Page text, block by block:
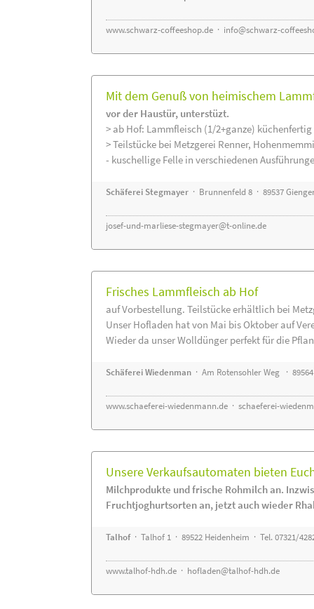
www.schwarz-coffeeshop.de · info@schwarz-
Mit dem Genuß von heimischem
vor der Haustür, unterstüzt.
> ab Hof: Lammfleisch (1/2+ganze)
> Teilstücke bei Metzgerei Renner,
- kuschellige Felle in verschiedenen
Schäferei Stegmayer · Brunnenfeld 8 · 89537
josef-und-marliese-stegmayer@t-online.de
Frisches Lammfleisch ab Hof
auf Vorbestellung. Teilstücke erhältlich bei
Unser Hofladen hat von Mai bis Oktober auf
Wieder da unser Wolldünger perfekt für die
Schäferei Wiedenman · Am Rotensohler Weg ·
www.schaeferei-wiedenmann.de · schaeferei-
Unsere Verkaufsautomaten bieten
Milchprodukte und frische Rohmilch an.
Fruchtjoghurtsorten an, jetzt auch wieder
Talhof· Talhof 1 · 89522 Heidenheim · Tel. 07321/
www.talhof-hdh.de · hofladen@talhof-hdh.de